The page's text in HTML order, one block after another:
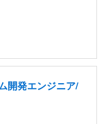
開発エンジニア/